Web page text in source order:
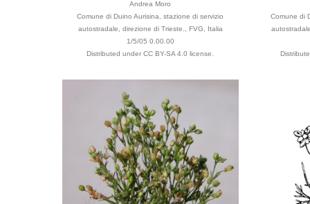
Andrea Moro
Comune di Duino Aurisina, stazione di servizio
autostradale, direzione di Trieste., FVG, Italia
1/5/05 0.00.00
Distributed under CC BY-SA 4.0 license.
Comune di